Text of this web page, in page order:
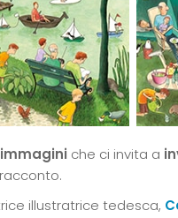
che ci invita a
illustratrice tedesca,